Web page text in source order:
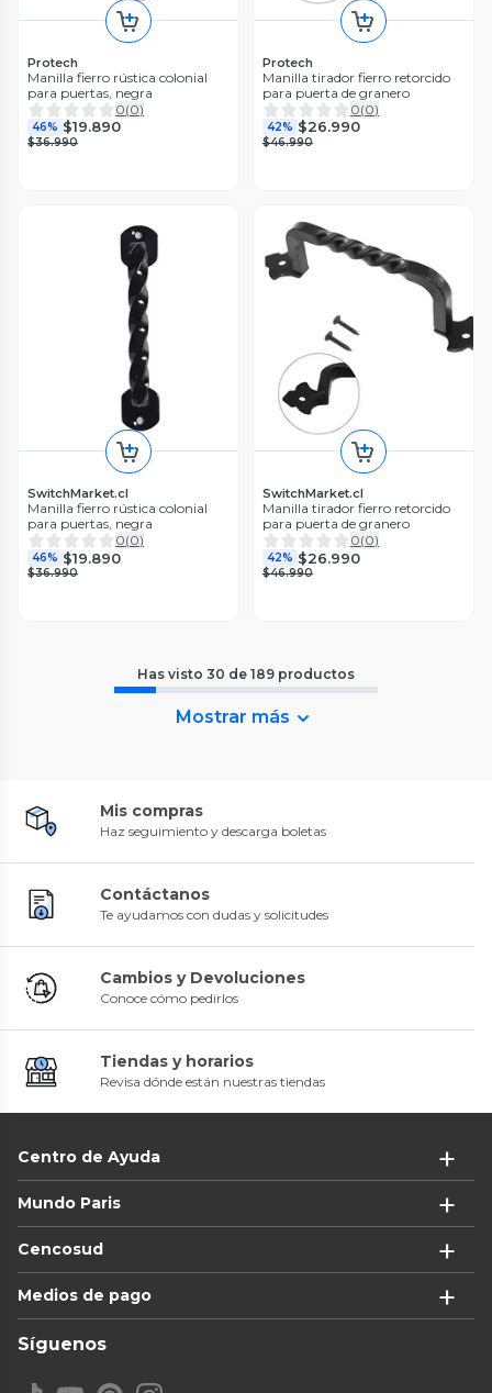
Protech
Manilla fierro rústica colonial
para puertas, negra
0(0)
46% $19.890
$36.990
Protech
Manilla tirador fierro retorcido
para puerta de granero
0(0)
42% $26.990
$46.990
SwitchMarket.cl
Manilla fierro rústica colonial
para puertas, negra
0(0)
46% $19.890
$36.990
SwitchMarket.cl
Manilla tirador fierro retorcido
para puerta de granero
0(0)
42% $26.990
$46.990
Has visto 30 de 189 productos
Mostrar más
Mis compras
Haz seguimiento y descarga boletas
Contáctanos
Te ayudamos con dudas y solicitudes
Cambios y Devoluciones
Conoce cómo pedirlos
Tiendas y horarios
Revisa dónde están nuestras tiendas
Centro de Ayuda
Mundo Paris
Cencosud
Medios de pago
Síguenos